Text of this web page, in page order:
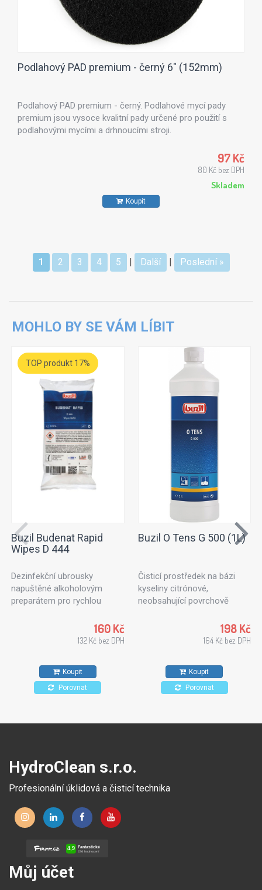
Podlahový PAD premium - černý 6" (152mm)
Podlahový PAD premium - černý. Podlahové mycí pady
premium jsou vysoce kvalitní pady určené pro použití s
podlahovými mycími a drhnoucími stroji.
97 Kč
80 Kč bez DPH
Skladem
Koupit
1 2 3 4 5 | Další | Poslední »
MOHLO BY SE VÁM LÍBIT
TOP produkt 17%
Buzil Budenat Rapid
Wipes D 444
Dezinfekční ubrousky
napuštěné alkoholovým
preparátem pro rychlou
utěrky vhodné pro použití v
potravinářském průmyslu,
povrchů odolných proti
působení alkoholů.
160 Kč
132 Kč bez DPH
Koupit
Porovnat
Buzil O Tens G 500 (1L)
Čisticí prostředek na bázi
kyseliny citrónové,
neobsahující povrchově
ošetřování textilních ploch
nebo čalouněného nábytku.
198 Kč
164 Kč bez DPH
Koupit
Porovnat
HydroClean s.r.o.
Profesionální úklidová a čisticí technika
Můj účet